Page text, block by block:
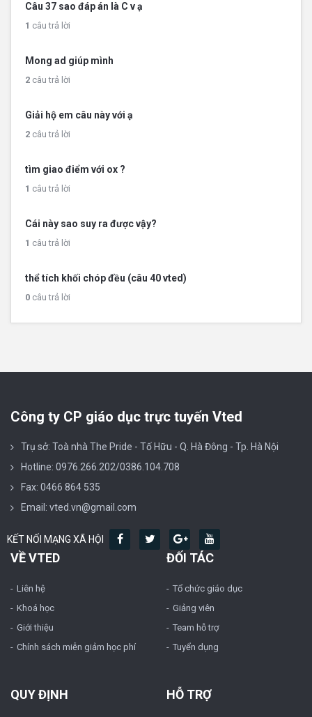
Câu 37 sao đáp án là C v ạ
1 câu trả lời
Mong ad giúp mình
2 câu trả lời
Giải hộ em câu này với ạ
2 câu trả lời
tìm giao điểm với ox ?
1 câu trả lời
Cái này sao suy ra được vậy?
1 câu trả lời
thể tích khối chóp đều (câu 40 vted)
0 câu trả lời
Công ty CP giáo dục trực tuyến Vted
Trụ sở: Toà nhà The Pride - Tố Hữu - Q. Hà Đông - Tp. Hà Nội
Hotline: 0976.266.202/0386.104.708
Fax: 0466 864 535
Email: vted.vn@gmail.com
KẾT NỐI MẠNG XÃ HỘI
VỀ VTED
Liên hệ
Khoá học
Giới thiệu
Chính sách miễn giảm học phí
ĐỐI TÁC
Tổ chức giáo dục
Giảng viên
Team hỗ trợ
Tuyển dụng
QUY ĐỊNH HỖ TRỢ